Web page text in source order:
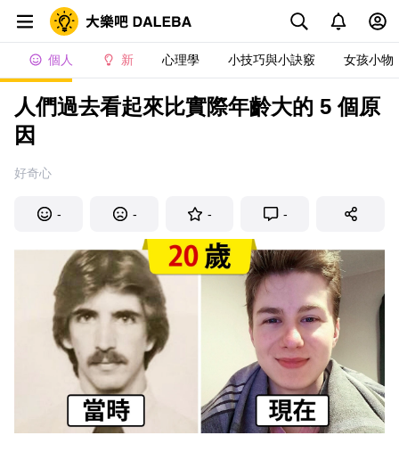
個人 新 心理學 小技巧與小訣竅 女孩小物
人們過去看起來比實際年齡大的 5 個原
因
好奇心
- - - -